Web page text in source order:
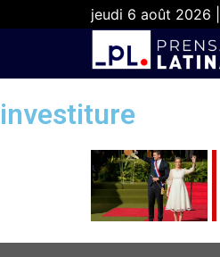
jeudi 6 août 2026 |
investiture